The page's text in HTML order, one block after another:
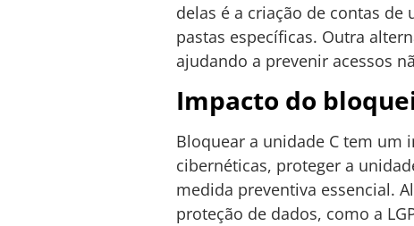
delas é a criação de contas
pastas específicas. Outra
ajudando a prevenir acessos
Impacto do
Bloquear a unidade C tem um
cibernéticas, proteger a
medida preventiva essencial.
proteção de dados, como a